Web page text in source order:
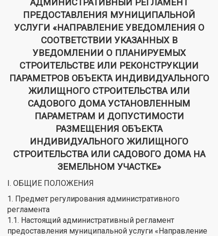
АДМИНИСТРАТИВНЫЙ РЕГЛАМЕНТ
ПРЕДОСТАВЛЕНИЯ МУНИЦИПАЛЬНОЙ
УСЛУГИ «НАПРАВЛЕНИЕ УВЕДОМЛЕНИЯ О
СООТВЕТСТВИИ УКАЗАННЫХ В
УВЕДОМЛЕНИИ О ПЛАНИРУЕМЫХ
СТРОИТЕЛЬСТВЕ ИЛИ РЕКОНСТРУКЦИИ
ПАРАМЕТРОВ ОБЪЕКТА ИНДИВИДУАЛЬНОГО
ЖИЛИЩНОГО СТРОИТЕЛЬСТВА ИЛИ
САДОВОГО ДОМА УСТАНОВЛЕННЫМ
ПАРАМЕТРАМ И ДОПУСТИМОСТИ
РАЗМЕЩЕНИЯ ОБЪЕКТА
ИНДИВИДУАЛЬНОГО ЖИЛИЩНОГО
СТРОИТЕЛЬСТВА ИЛИ САДОВОГО ДОМА НА
ЗЕМЕЛЬНОМ УЧАСТКЕ»
I. ОБЩИЕ ПОЛОЖЕНИЯ
1. Предмет регулирования административного
регламента
1.1. Настоящий административный регламент
предоставления муниципальной услуги «Направление